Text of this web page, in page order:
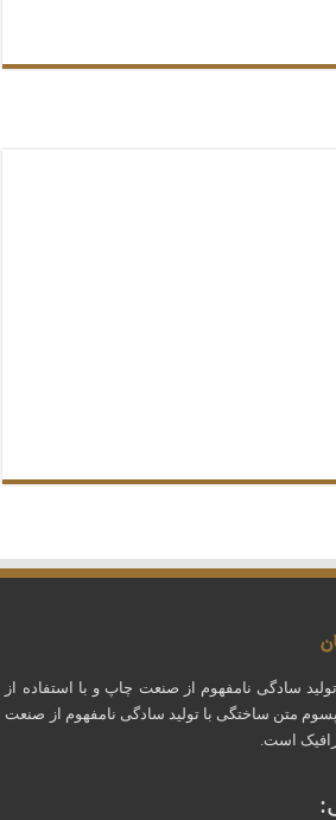
سادگی نامفهوم از صنعت چاپ و با استفاده از
متن ساختگی با تولید سادگی نامفهوم از صنعت
است.